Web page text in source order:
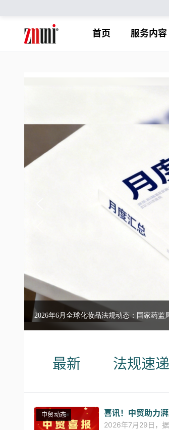
首页 服务内容
2026年6月全球化妆品法规动态：国家药
最新 法规速递
中贸动态 喜讯！中贸助力
2026年7月29日，